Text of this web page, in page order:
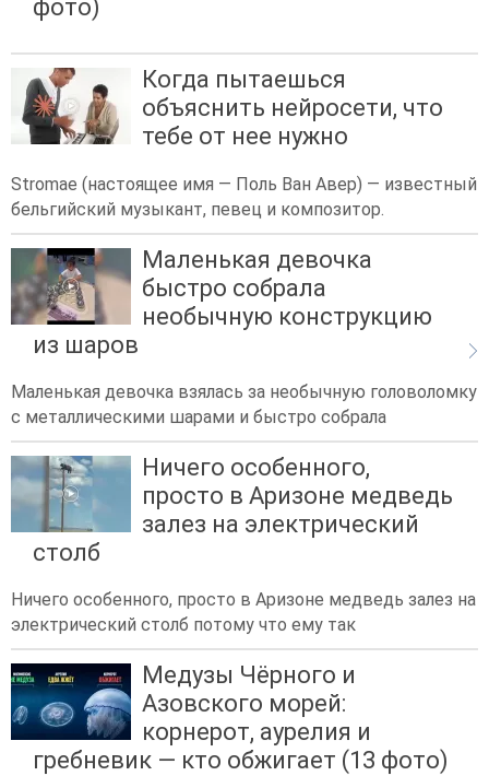
фото)
Когда пытаешься
объяснить нейросети, что
тебе от нее нужно
Stromae (настоящее имя — Поль Ван Авер) — известный
бельгийский музыкант, певец и композитор.
Маленькая девочка
быстро собрала
необычную конструкцию
из шаров
Маленькая девочка взялась за необычную головоломку
с металлическими шарами и быстро собрала
Ничего особенного,
просто в Аризоне медведь
залез на электрический
столб
Ничего особенного, просто в Аризоне медведь залез на
электрический столб потому что ему так
Медузы Чёрного и
Азовского морей:
корнерот, аурелия и
гребневик — кто обжигает (13 фото)